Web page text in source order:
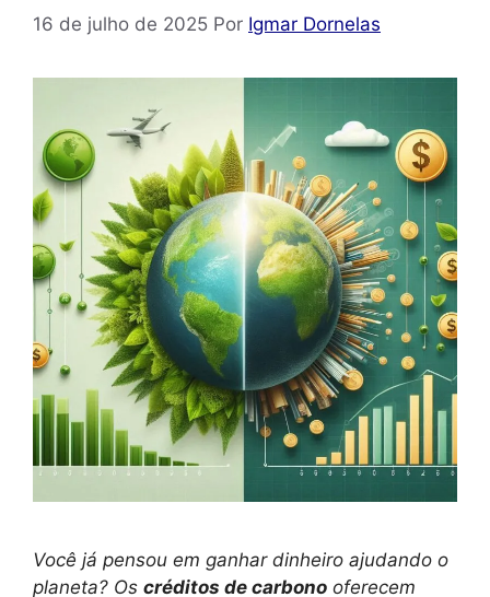
16 de julho de 2025 Por Igmar Dornelas
Você já pensou em ganhar dinheiro ajudando o
planeta? Os créditos de carbono oferecem